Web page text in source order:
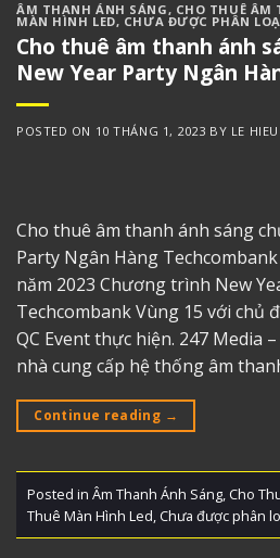
ÂM THANH ÁNH SÁNG, CHO THUÊ ÂM
MÀN HÌNH LED, CHƯA ĐƯỢC PHÂN
Cho thuê âm thanh ánh
New Year Party Ngân
POSTED ON 10 THÁNG 1, 2023 BY LE HIEU
Cho thuê âm thanh ánh sáng
Party Ngân Hàng
năm 2023 Chương trình New
Techcombank Vùng 15 với chủ
QC Event thực hiện. 247 Media
nhà cung cấp hệ thống âm
Continue reading →
Posted in Âm Thanh Ánh Sáng, Cho
Thuê Màn Hình Led, Chưa được phân